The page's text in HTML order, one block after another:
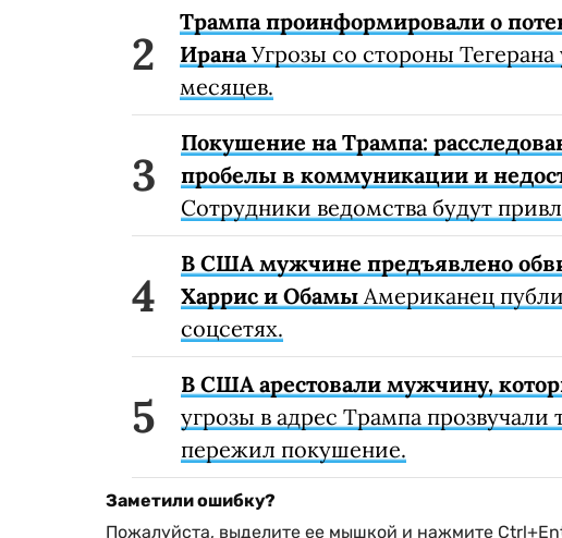
Трампа проинформировали о
ИранаУгрозы со стороны
месяцев.
Покушение на Трампа:
пробелы в коммуникации и
Сотрудники ведомства будут
В США мужчине предъявлено
Харрис и Обамы Американец
соцсетях.
В США арестовали мужчину,
угрозы в адрес Трампа прозвучали
пережил покушение.
Заметили ошибку?
Пожалуйста, выделите ее мышкой и нажмите